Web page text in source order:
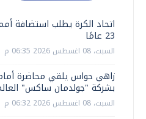
اتحاد الكرة يطلب استضافة
23 عامًا
السبت، 08 اغسطس 2026 06:35 م
زاهي حواس يلقي محاضرة
بشركة "جولدمان ساكس"
السبت، 08 اغسطس 2026 06:32 م